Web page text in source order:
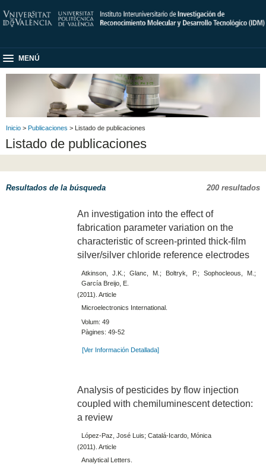
MENÚ
Inicio > Publicaciones > Listado de publicaciones
Listado de publicaciones
Resultados de la búsqueda 200 resultados
An investigation into the effect of
fabrication parameter variation on the
characteristic of screen-printed thick-film
silver/silver chloride reference electrodes
Atkinson, J.K.; Glanc, M.; Boltryk, P.; Sophocleous, M.;
García Breijo, E.
(2011). Article
Microelectronics International.
Volum: 49
Pàgines: 49-52
[Ver Información Detallada]
Analysis of pesticides by flow injection
coupled with chemiluminescent detection:
a review
López-Paz, José Luis; Catalá-Icardo, Mónica
(2011). Article
Analytical Letters.